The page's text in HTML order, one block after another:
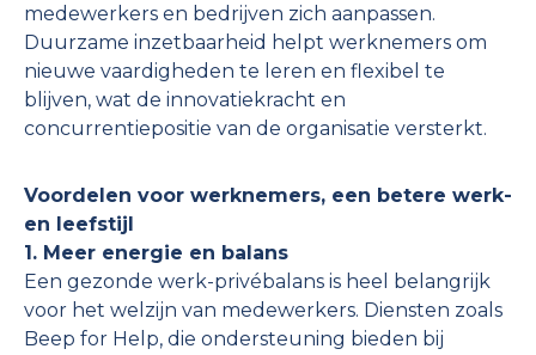
medewerkers en bedrijven zich aanpassen.
Duurzame inzetbaarheid helpt werknemers om
nieuwe vaardigheden te leren en flexibel te
blijven, wat de innovatiekracht en
concurrentiepositie van de organisatie versterkt.
Voordelen voor werknemers, een betere werk-
en leefstijl
1. Meer energie en balans
Een gezonde werk-privébalans is heel belangrijk
voor het welzijn van medewerkers. Diensten zoals
Beep for Help, die ondersteuning bieden bij